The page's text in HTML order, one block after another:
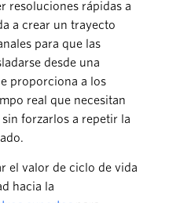
resoluciones rápidas a
a crear un trayecto
para que las
desde una
proporciona a los
real que necesitan
forzarlos a repetir la
el valor de ciclo de vida
hacia la